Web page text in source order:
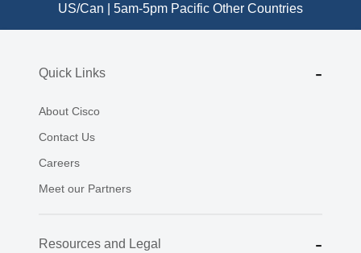
US/Can | 5am-5pm Pacific Other Countries